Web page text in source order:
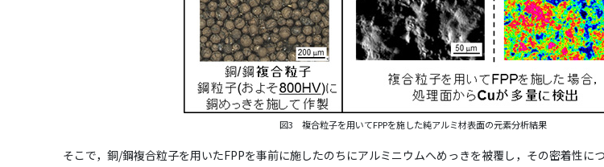
図3 複合粒子を用いてFPPを施した純アルミ材表面の元素分析結果
そこで，銅/鋼複合粒子を用いたFPPを事前に施したのちにアルミニウムへめっきを被覆し，その密着性に